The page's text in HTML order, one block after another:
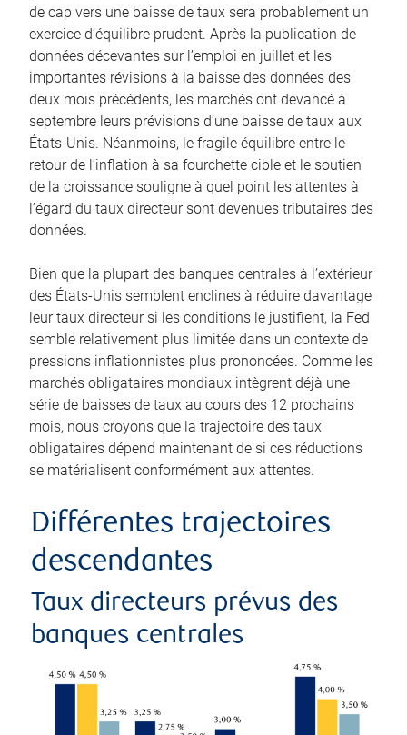
de cap vers une baisse de taux sera probablement un
exercice d’équilibre prudent. Après la publication de
données décevantes sur l’emploi en juillet et les
importantes révisions à la baisse des données des
deux mois précédents, les marchés ont devancé à
septembre leurs prévisions d’une baisse de taux aux
États-Unis. Néanmoins, le fragile équilibre entre le
retour de l’inflation à sa fourchette cible et le soutien
de la croissance souligne à quel point les attentes à
l’égard du taux directeur sont devenues tributaires des
données.
Bien que la plupart des banques centrales à l’extérieur
des États-Unis semblent enclines à réduire davantage
leur taux directeur si les conditions le justifient, la Fed
semble relativement plus limitée dans un contexte de
pressions inflationnistes plus prononcées. Comme les
marchés obligataires mondiaux intègrent déjà une
série de baisses de taux au cours des 12 prochains
mois, nous croyons que la trajectoire des taux
obligataires dépend maintenant de si ces réductions
se matérialisent conformément aux attentes.
Différentes trajectoires
descendantes
Taux directeurs prévus des
banques centrales